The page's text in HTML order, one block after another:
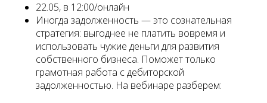
22.05, в 12:00/онлайн
Иногда задолженность — это сознательная
стратегия: выгоднее не платить вовремя и
использовать чужие деньги для развития
собственного бизнеса. Поможет только
грамотная работа с дебиторской
задолженностью. На вебинаре разберем: